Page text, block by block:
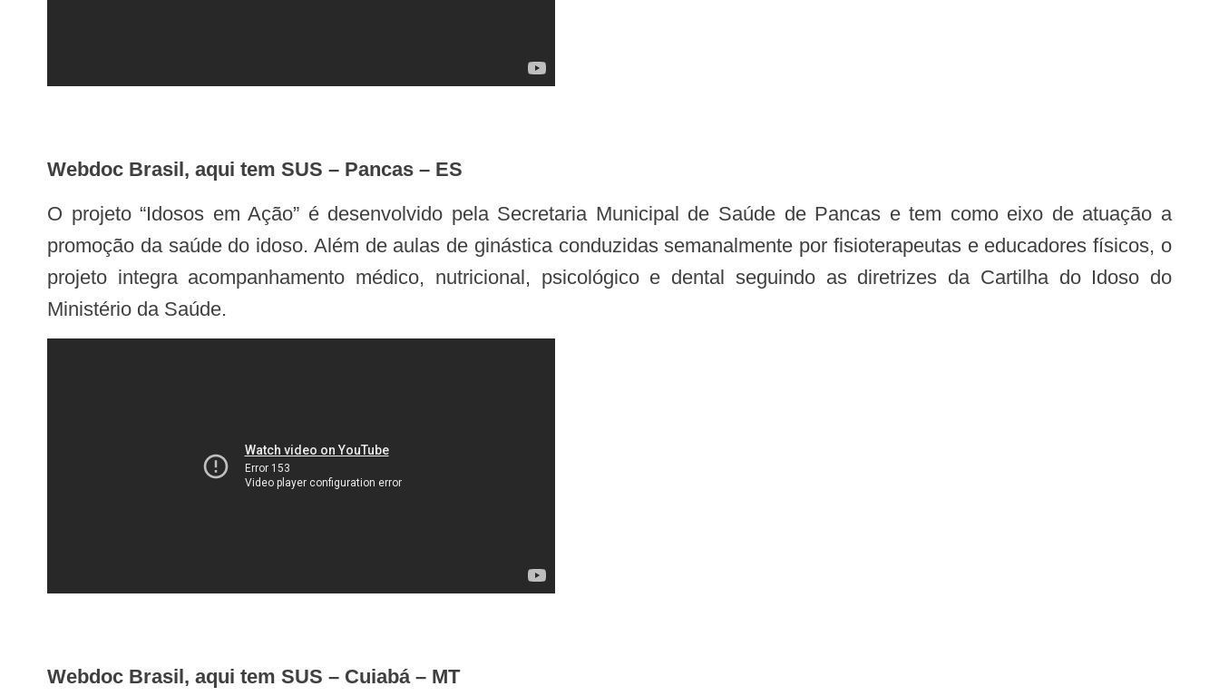
Webdoc Brasil, aqui tem SUS – Pancas – ES
O projeto “Idosos em Ação” é desenvolvido pela Secretaria Municipal de Saúde de Pancas e tem como eixo de atuação a
promoção da saúde do idoso. Além de aulas de ginástica conduzidas semanalmente por fisioterapeutas e educadores físicos, o
projeto integra acompanhamento médico, nutricional, psicológico e dental seguindo as diretrizes da Cartilha do Idoso do
Ministério da Saúde.
Webdoc Brasil, aqui tem SUS – Cuiabá – MT